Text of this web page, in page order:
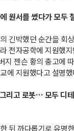
원서를 썼다가 모두
긴박했던 순간을 회
전자공학에 지원했
지 젠슨 황의 충고에
에 지원했다고 설명
리고 로봇… 모두 디
뒤 까다롭기로 유명